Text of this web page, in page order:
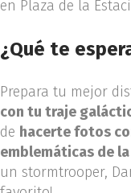
en Plaza de la
¿Qué te
Prepara tu mejor
con tu traje
de hacerte fotos
emblemáticas de
un stormtrooper,